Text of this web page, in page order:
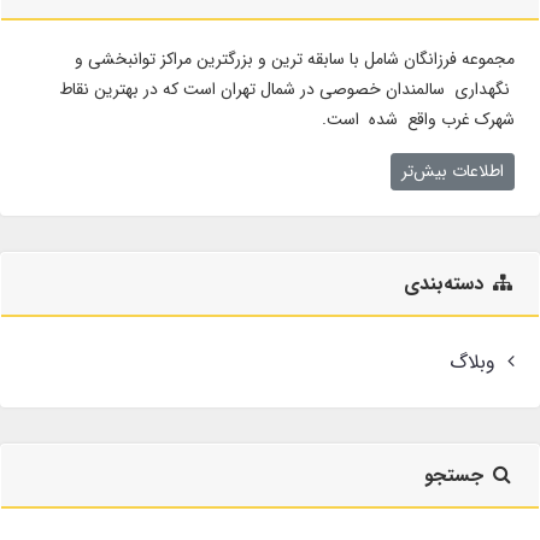
مجموعه فرزانگان شامل با سابقه ترین و بزرگترین مراکز توانبخشی و
نگهداری سالمندان خصوصی در شمال تهران است که در بهترین نقاط
شهرک غرب واقع شده است.
اطلاعات بیش‌تر
دسته‌بندی
وبلاگ
جستجو